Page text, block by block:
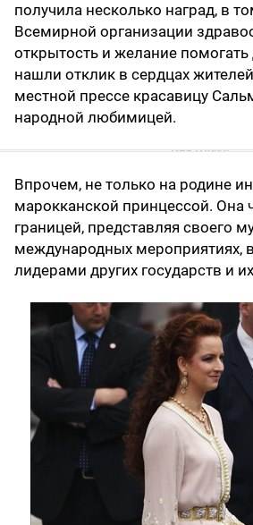
получила несколько наград, в
Всемирной организации
открытость и желание
нашли отклик в сердцах
местной прессе красавицу
народной любимицей.
Впрочем, не только на родине
марокканской принцессой. Она
границей, представляя своего
международных мероприятиях,
лидерами других государств и